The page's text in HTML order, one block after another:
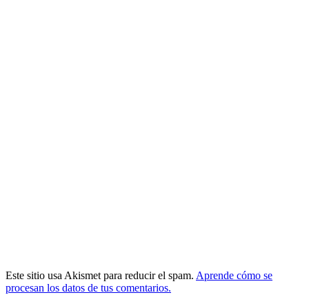
Este sitio usa Akismet para reducir el spam. Aprende cómo se
procesan los datos de tus comentarios.